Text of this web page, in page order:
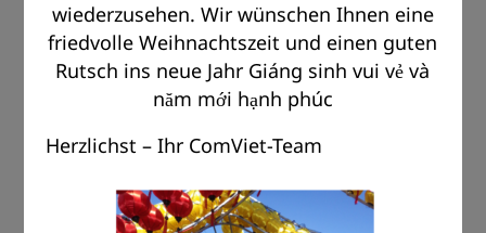
wiederzusehen. Wir wünschen Ihnen eine
friedvolle Weihnachtszeit und einen guten
Rutsch ins neue Jahr Giáng sinh vui vẻ và
năm mới hạnh phúc
Herzlichst – Ihr ComViet-Team